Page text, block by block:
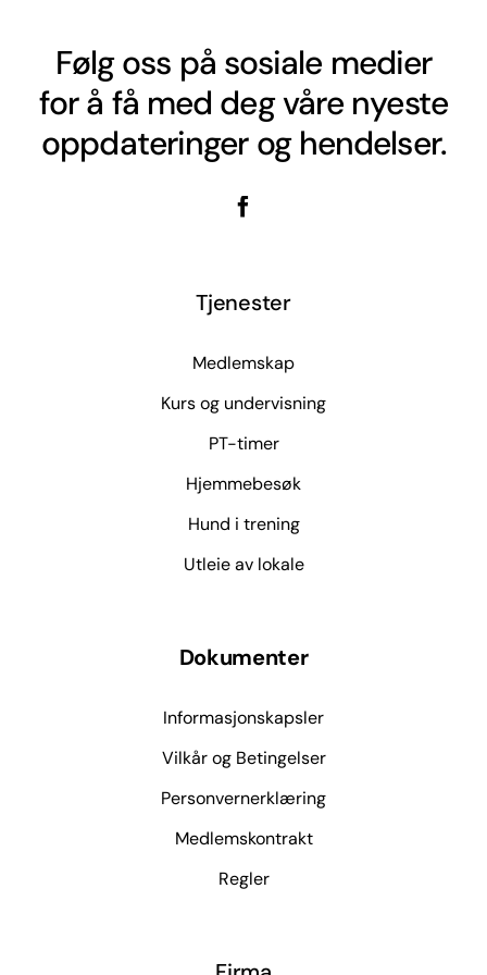
Følg oss på sosiale medier
for å få med deg våre nyeste
oppdateringer og hendelser.
Tjenester
Medlemskap
Kurs og undervisning
PT-timer
Hjemmebesøk
Hund i trening
Utleie av lokale
Dokumenter
Informasjonskapsler
Vilkår og Betingelser
Personvernerklæring
Medlemskontrakt
Regler